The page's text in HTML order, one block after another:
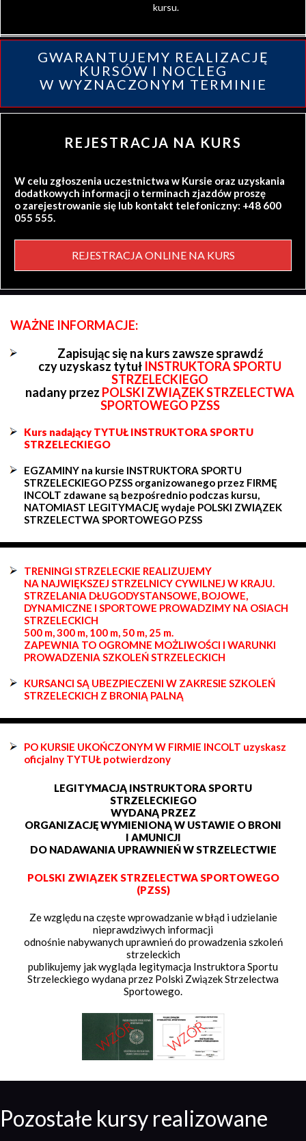
kursu.
GWARANTUJEMY REALIZACJĘ
KURSÓW I NOCLEG
W WYZNACZONYM TERMINIE
REJESTRACJA NA KURS
W celu zgłoszenia uczestnictwa w Kursie oraz uzyskania
dodatkowych informacji o terminach zjazdów proszę
o zarejestrowanie się lub kontakt telefoniczny: +48 600
055 555.
REJESTRACJA ONLINE NA KURS
WAŻNE INFORMACJE:
Zapisując się na kurs zawsze sprawdź
czy uzyskasz tytuł INSTRUKTORA SPORTU
STRZELECKIEGO
nadany przez POLSKI ZWIĄZEK STRZELECTWA
SPORTOWEGO PZSS
Kurs nadający TYTUŁ INSTRUKTORA SPORTU
STRZELECKIEGO
EGZAMINY na kursie INSTRUKTORA SPORTU
STRZELECKIEGO PZSS organizowanego przez FIRMĘ
INCOLT zdawane są bezpośrednio podczas kursu,
NATOMIAST LEGITYMACJĘ wydaje POLSKI ZWIĄZEK
STRZELECTWA SPORTOWEGO PZSS
TRENINGI STRZELECKIE REALIZUJEMY
NA NAJWIĘKSZEJ STRZELNICY CYWILNEJ W KRAJU.
STRZELANIA DŁUGODYSTANSOWE, BOJOWE,
DYNAMICZNE I SPORTOWE PROWADZIMY NA OSIACH
STRZELECKICH
500 m, 300 m, 100 m, 50 m, 25 m.
ZAPEWNIA TO OGROMNE MOŻLIWOŚCI I WARUNKI
PROWADZENIA SZKOLEŃ STRZELECKICH
KURSANCI SĄ UBEZPIECZENI W ZAKRESIE SZKOLEŃ
STRZELECKICH Z BRONIĄ PALNĄ
PO KURSIE UKOŃCZONYM W FIRMIE INCOLT uzyskasz
oficjalny TYTUŁ potwierdzony
LEGITYMACJĄ INSTRUKTORA SPORTU
STRZELECKIEGO
WYDANĄ PRZEZ
ORGANIZACJĘ WYMIENIONĄ W USTAWIE O BRONI
I AMUNICJI
DO NADAWANIA UPRAWNIEŃ W STRZELECTWIE
POLSKI ZWIĄZEK STRZELECTWA SPORTOWEGO
(PZSS)
Ze względu na częste wprowadzanie w błąd i udzielanie
nieprawdziwych informacji
odnośnie nabywanych uprawnień do prowadzenia szkoleń
strzeleckich
publikujemy jak wygląda legitymacja Instruktora Sportu
Strzeleckiego wydana przez Polski Związek Strzelectwa
Sportowego.
Pozostałe kursy realizowane